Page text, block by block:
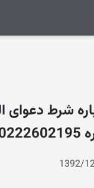
شرط دعوای